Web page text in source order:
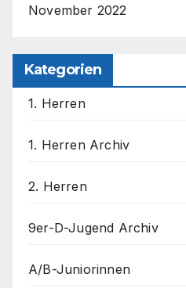
November 2022
Kategorien
1. Herren
1. Herren Archiv
2. Herren
9er-D-Jugend Archiv
A/B-Juniorinnen